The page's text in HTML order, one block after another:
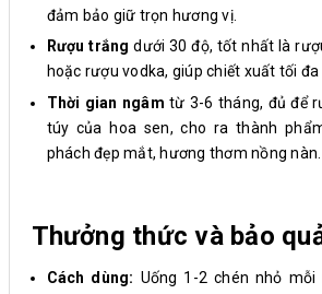
đảm bảo giữ trọn hương vị.
Rượu trắng dưới 30 độ, tốt nhất là
hoặc rượu vodka, giúp chiết xuất tối
Thời gian ngâm từ 3-6 tháng, đủ để
túy của hoa sen, cho ra thành
phách đẹp mắt, hương thơm nồng nàn.
Thưởng thức và bảo
Cách dùng: Uống 1-2 chén nhỏ